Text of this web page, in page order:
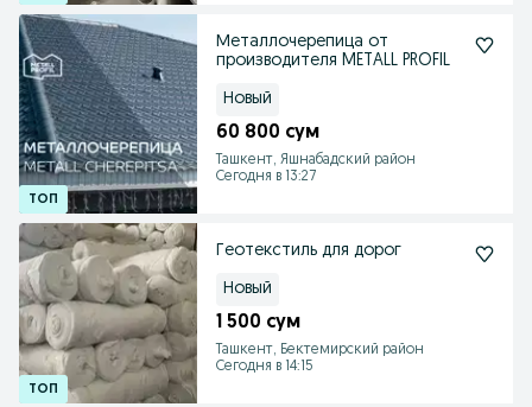
Металлочерепица от
производителя METALL PROFIL
Новый
60 800 сум
Ташкент, Яшнабадский район
Сегодня в 13:27
Геотекстиль для дорог
Новый
1 500 сум
Ташкент, Бектемирский район
Сегодня в 14:15